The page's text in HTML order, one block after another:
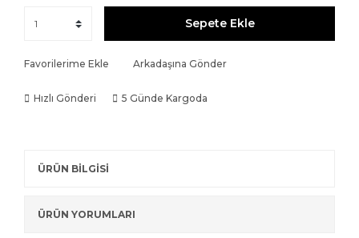
Sepete Ekle
Favorilerime Ekle Arkadaşına Gönder
Hızlı Gönderi 5 Günde Kargoda
ÜRÜN BİLGİSİ
ÜRÜN YORUMLARI